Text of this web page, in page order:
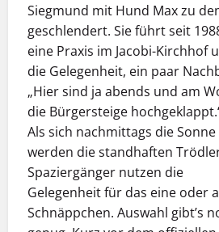
Siegmund mit Hund Max zu
geschlendert. Sie führt seit
eine Praxis im Jacobi-Kirchhof
die Gelegenheit, ein paar
„Hier sind ja abends und am
die Bürgersteige
Als sich nachmittags die
werden die standhaften
Spaziergänger nutzen die
Gelegenheit für das eine oder
Schnäppchen. Auswahl gibt’s